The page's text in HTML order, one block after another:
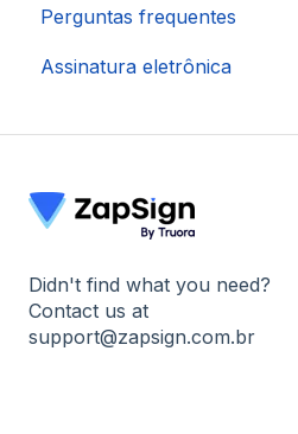
Integração HubSpot
Integração via Zapier
Perguntas frequentes
Assinatura eletrônica
Didn't find what you need?
Contact us at
support@zapsign.com.br